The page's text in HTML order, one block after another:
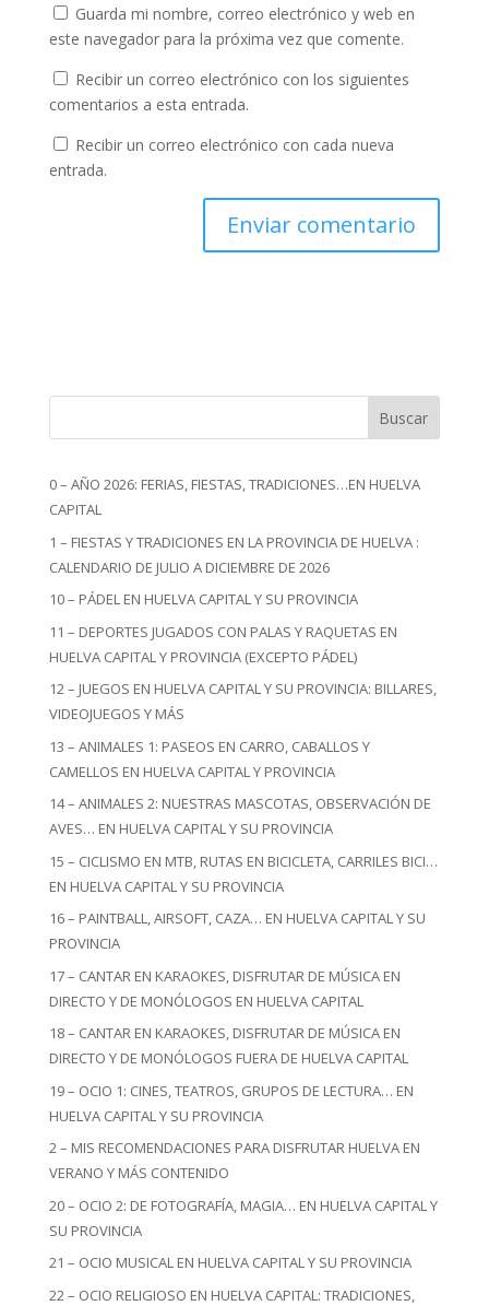
Guarda mi nombre, correo electrónico y web en
este navegador para la próxima vez que comente.
Recibir un correo electrónico con los siguientes
comentarios a esta entrada.
Recibir un correo electrónico con cada nueva
entrada.
Buscar
0 – AÑO 2026: FERIAS, FIESTAS, TRADICIONES…EN HUELVA
CAPITAL
1 – FIESTAS Y TRADICIONES EN LA PROVINCIA DE HUELVA :
CALENDARIO DE JULIO A DICIEMBRE DE 2026
10 – PÁDEL EN HUELVA CAPITAL Y SU PROVINCIA
11 – DEPORTES JUGADOS CON PALAS Y RAQUETAS EN
HUELVA CAPITAL Y PROVINCIA (EXCEPTO PÁDEL)
12 – JUEGOS EN HUELVA CAPITAL Y SU PROVINCIA: BILLARES,
VIDEOJUEGOS Y MÁS
13 – ANIMALES 1: PASEOS EN CARRO, CABALLOS Y
CAMELLOS EN HUELVA CAPITAL Y PROVINCIA
14 – ANIMALES 2: NUESTRAS MASCOTAS, OBSERVACIÓN DE
AVES… EN HUELVA CAPITAL Y SU PROVINCIA
15 – CICLISMO EN MTB, RUTAS EN BICICLETA, CARRILES BICI…
EN HUELVA CAPITAL Y SU PROVINCIA
16 – PAINTBALL, AIRSOFT, CAZA… EN HUELVA CAPITAL Y SU
PROVINCIA
17 – CANTAR EN KARAOKES, DISFRUTAR DE MÚSICA EN
DIRECTO Y DE MONÓLOGOS EN HUELVA CAPITAL
18 – CANTAR EN KARAOKES, DISFRUTAR DE MÚSICA EN
DIRECTO Y DE MONÓLOGOS FUERA DE HUELVA CAPITAL
19 – OCIO 1: CINES, TEATROS, GRUPOS DE LECTURA… EN
HUELVA CAPITAL Y SU PROVINCIA
2 – MIS RECOMENDACIONES PARA DISFRUTAR HUELVA EN
VERANO Y MÁS CONTENIDO
20 – OCIO 2: DE FOTOGRAFÍA, MAGIA… EN HUELVA CAPITAL Y
SU PROVINCIA
21 – OCIO MUSICAL EN HUELVA CAPITAL Y SU PROVINCIA
22 – OCIO RELIGIOSO EN HUELVA CAPITAL: TRADICIONES,